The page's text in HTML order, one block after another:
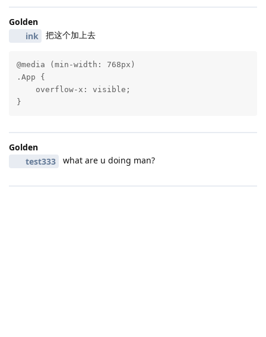
Golden
ink
把这个加上去
@media (min-width: 768px)
.App {
    overflow-x: visible;
}
Golden
test333
what are u doing man?